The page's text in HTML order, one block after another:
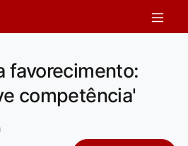
favorecimento:
competência'